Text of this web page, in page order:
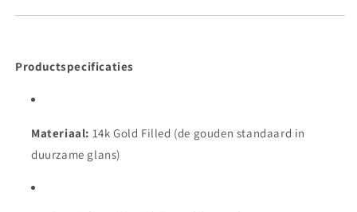
Productspecificaties
Materiaal: 14k Gold Filled (de gouden standaard in
duurzame glans)